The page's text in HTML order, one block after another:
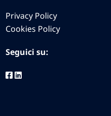
Privacy Policy
Cookies Policy
Seguici su: